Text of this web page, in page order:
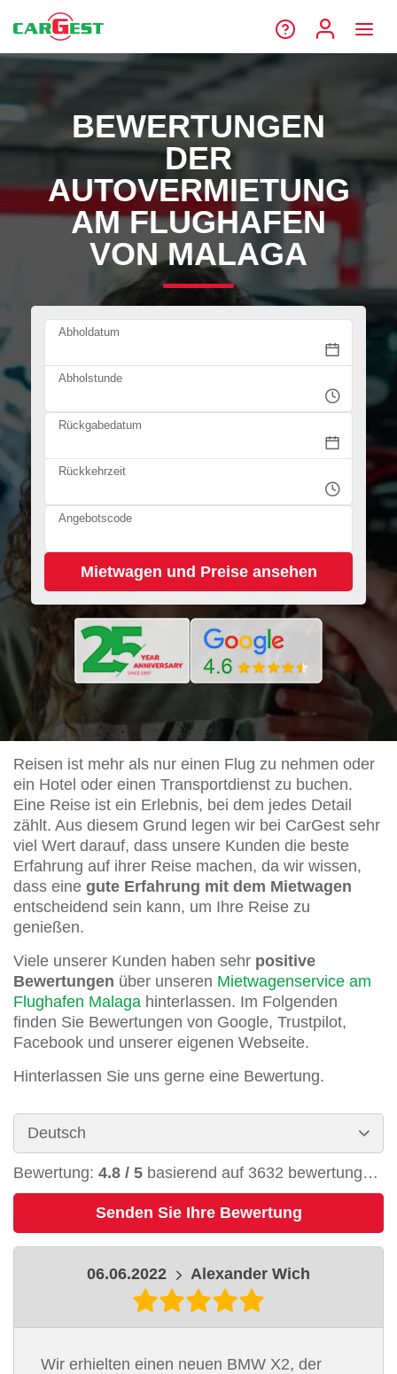
BEWERTUNGEN
DER
AUTOVERMIETUNG
AM FLUGHAFEN
VON MALAGA
Abholdatum
Abholstunde
Rückgabedatum
Rückkehrzeit
Angebotscode
Reisen ist mehr als nur einen Flug zu nehmen oder
ein Hotel oder einen Transportdienst zu buchen.
Eine Reise ist ein Erlebnis, bei dem jedes Detail
zählt. Aus diesem Grund legen wir bei CarGest sehr
viel Wert darauf, dass unsere Kunden die beste
Erfahrung auf ihrer Reise machen, da wir wissen,
dass eine gute Erfahrung mit dem Mietwagen
entscheidend sein kann, um Ihre Reise zu
genießen.
Viele unserer Kunden haben sehr positive
Bewertungen über unseren Mietwagenservice am
Flughafen Malaga hinterlassen. Im Folgenden
finden Sie Bewertungen von Google, Trustpilot,
Facebook und unserer eigenen Webseite.
Hinterlassen Sie uns gerne eine Bewertung.
Bewertung: 4.8 / 5 basierend auf 3632 bewertungen.
Senden Sie Ihre Bewertung
06.06.2022 Alexander Wich
Wir erhielten einen neuen BMW X2, der